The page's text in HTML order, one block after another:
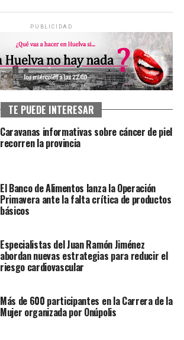
PUBLICIDAD
TE PUEDE INTERESAR
Caravanas informativas sobre cáncer de piel
recorren la provincia
El Banco de Alimentos lanza la Operación
Primavera ante la falta crítica de productos
básicos
Especialistas del Juan Ramón Jiménez
abordan nuevas estrategias para reducir el
riesgo cardiovascular
Más de 600 participantes en la Carrera de la
Mujer organizada por Onúpolis